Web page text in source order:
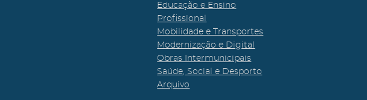
Educação e Ensino
Profissional
Mobilidade e Transportes
Modernização e Digital
Obras Intermunicipais
Saúde, Social e Desporto
Arquivo